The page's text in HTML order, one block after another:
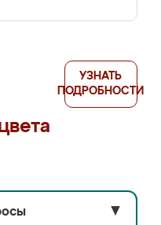
УЗНАТЬ
ПОДРОБНОСТИ
▼